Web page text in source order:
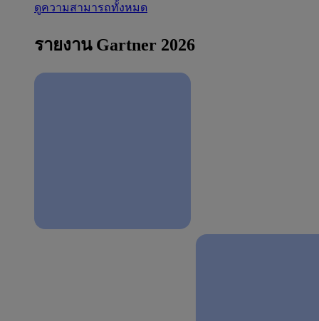
ดูความสามารถทั้งหมด
รายงาน Gartner 2026